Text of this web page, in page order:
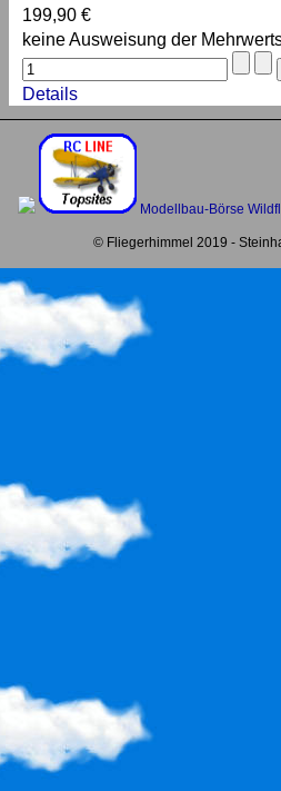
199,90 €
keine Ausweisung der
Details
Modellbau-Börse
© Fliegerhimmel 2019 -